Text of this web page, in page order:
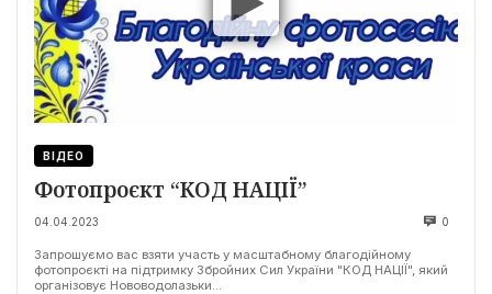
ВІДЕО
Фотопроєкт “КОД НАЦІЇ”
04.04.2023 0
Запрошуємо вас взяти участь у масштабному благодійному
фотопроєкті на підтримку Збройних Сил України "КОД НАЦІЇ", який
організовує Нововодолазьки...